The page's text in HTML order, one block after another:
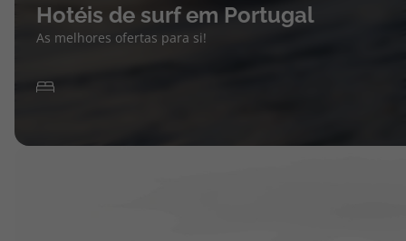
Hotéis de surf em Portugal
As melhores ofertas para si!